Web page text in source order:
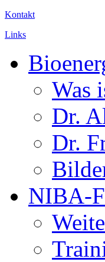
Kontakt
Links
Was
Dr.
Dr.
NIBA-